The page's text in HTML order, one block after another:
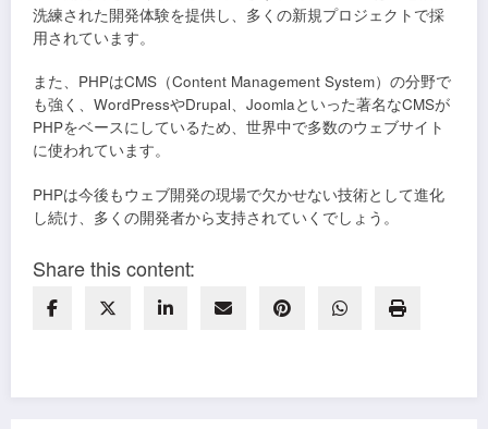
洗練された開発体験を提供し、多くの新規プロジェクトで採
用されています。
また、PHPはCMS（Content Management System）の分野で
も強く、WordPressやDrupal、Joomlaといった著名なCMSが
PHPをベースにしているため、世界中で多数のウェブサイト
に使われています。
PHPは今後もウェブ開発の現場で欠かせない技術として進化
し続け、多くの開発者から支持されていくでしょう。
Share this content: